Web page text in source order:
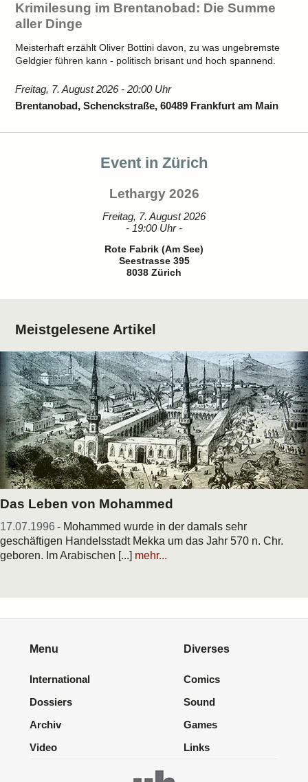
Krimilesung im Brentanobad: Die Summe
aller Dinge
Meisterhaft erzählt Oliver Bottini davon, zu was ungebremste
Geldgier führen kann - politisch brisant und hoch spannend.
Freitag, 7. August 2026 - 20:00 Uhr
Brentanobad, Schenckstraße, 60489 Frankfurt am Main
Event in Zürich
Lethargy 2026
Freitag, 7. August 2026
- 19:00 Uhr -
Rote Fabrik (Am See)
Seestrasse 395
8038 Zürich
Meistgelesene Artikel
Das Leben von Mohammed
17.07.1996 - Mohammed wurde in der damals sehr
geschäftigen Handelsstadt Mekka um das Jahr 570 n. Chr.
geboren. Im Arabischen [...] mehr...
Menu
International
Dossiers
Archiv
Video
Diverses
Comics
Sound
Games
Links